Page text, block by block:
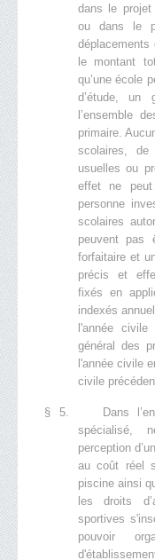
dans le projet
ou dans le
le montant
qu’une école
d’étude, un
l’ensemble
primaire.
scolaires, de
usuelles ou
effet ne
personne
scolaires
peuvent pas
forfaitaire et
précis et
fixés en
indexés
l'année
général des
l'année civile
civile
§ 5. Dans
spécialisé,
perception
au coût réel
piscine ainsi
les droits
sportives
pouvoir